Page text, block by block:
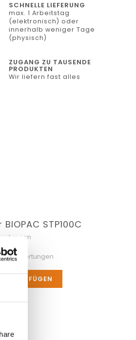
SCHNELLE LIEFERUNG
max. 1 Arbeitstag
(elektronisch) oder
innerhalb weniger Tage
(physisch)
ZUGANG ZU TAUSENDE
PRODUKTEN
Wir liefern fast alles
STP100C
0 Bewertungen
HINZUFÜGEN